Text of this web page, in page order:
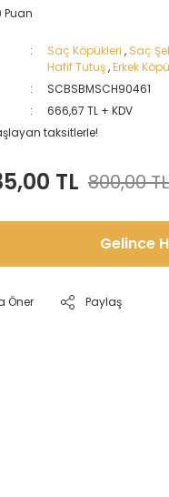
Puan
Saç Köpükleri , Saç
Hafif Tutuş,Erkek
SCBSBMSCH90461
666,67 TL + KDV
taksitlerle!
TL 800,00 TL
Gelince
Öner Paylaş